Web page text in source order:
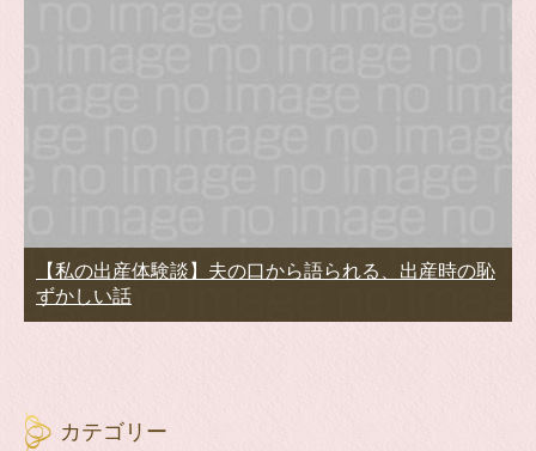
【私の出産体験談】夫の口から語られる、出産時の恥
ずかしい話
カテゴリー